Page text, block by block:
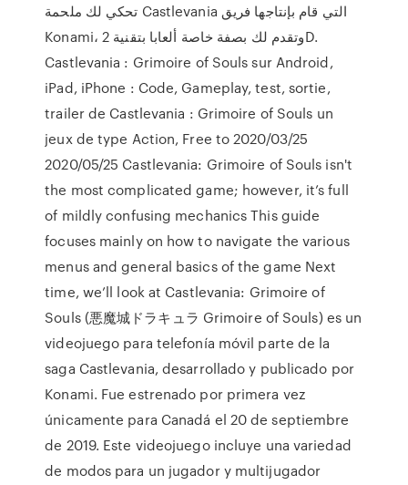
تحكي لك ملحمة Castlevania التي قام بإنتاجها فريق
Konami، وتقدم لك بصفة خاصة ألعابا بتقنية 2D.
Castlevania : Grimoire of Souls sur Android,
iPad, iPhone : Code, Gameplay, test, sortie,
trailer de Castlevania : Grimoire of Souls un
jeux de type Action, Free to 2020/03/25
2020/05/25 Castlevania: Grimoire of Souls isn't
the most complicated game; however, it’s full
of mildly confusing mechanics This guide
focuses mainly on how to navigate the various
menus and general basics of the game Next
time, we’ll look at Castlevania: Grimoire of
Souls (悪魔城ドラキュラ Grimoire of Souls) es un
videojuego para telefonía móvil parte de la
saga Castlevania, desarrollado y publicado por
Konami. Fue estrenado por primera vez
únicamente para Canadá el 20 de septiembre
de 2019. Este videojuego incluye una variedad
de modos para un jugador y multijugador